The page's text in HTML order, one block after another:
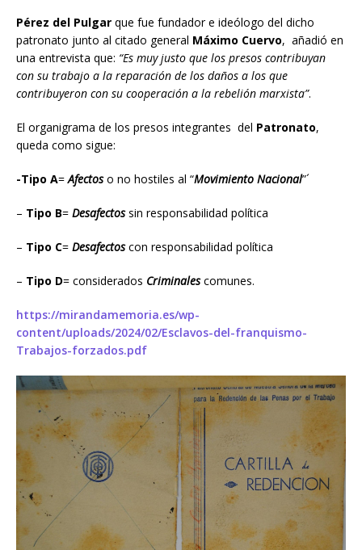
Pérez del Pulgar que fue fundador e ideólogo del dicho
patronato junto al citado general Máximo Cuervo, añadió en
una entrevista que: “Es muy justo que los presos contribuyan
con su trabajo a la reparación de los daños a los que
contribuyeron con su cooperación a la rebelión marxista”.
El organigrama de los presos integrantes del Patronato,
queda como sigue:
-Tipo A=Afectoso no hostiles al “Movimiento Nacional”´
– Tipo B= Desafectossin responsabilidad política
– Tipo C= Desafectoscon responsabilidad política
– Tipo D= considerados Criminalescomunes.
https://mirandamemoria.es/wp-
content/uploads/2024/02/Esclavos-del-franquismo-
Trabajos-forzados.pdf